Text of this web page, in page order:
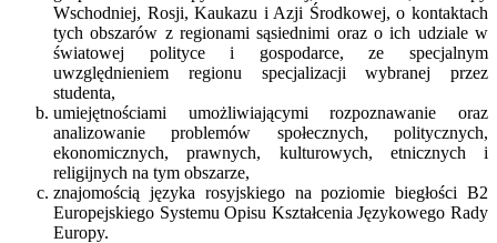
Wschodniej, Rosji, Kaukazu i Azji Środkowej, o kontaktach
tych obszarów z regionami sąsiednimi oraz o ich udziale w
światowej polityce i gospodarce, ze specjalnym
uwzględnieniem regionu specjalizacji wybranej przez
studenta,
umiejętnościami umożliwiającymi rozpoznawanie oraz
analizowanie problemów społecznych, politycznych,
ekonomicznych, prawnych, kulturowych, etnicznych i
religijnych na tym obszarze,
znajomością języka rosyjskiego na poziomie biegłości B2
Europejskiego Systemu Opisu Kształcenia Językowego Rady
Europy.